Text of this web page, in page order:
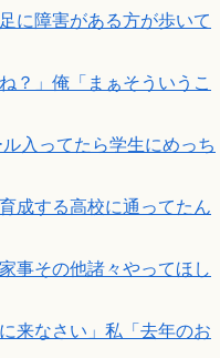
に障害がある方が歩いて
？」俺「まぁそういうこ
入ってたら学生にめっち
成する高校に通ってたん
事その他諸々やってほし
来なさい」私「去年のお